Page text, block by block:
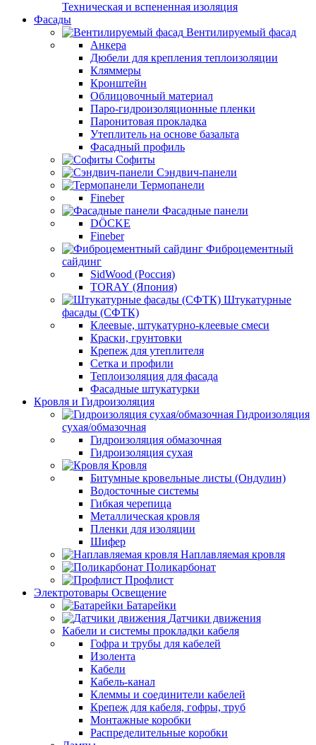
Техническая и вспененная изоляция
Фасады
Вентилируемый фасад
Анкера
Дюбели для крепления теплоизоляции
Кляммеры
Кронштейн
Облицовочный материал
Паро-гидроизоляционные пленки
Паронитовая прокладка
Утеплитель на основе базальта
Фасадный профиль
Софиты
Сэндвич-панели
Термопанели
Fineber
Фасадные панели
DÖCKE
Fineber
Фиброцементный
сайдинг
SidWood (Россия)
TORAY (Япония)
Штукатурные
фасады (СФТК)
Клеевые, штукатурно-клеевые смеси
Краски, грунтовки
Крепеж для утеплителя
Сетка и профили
Теплоизоляция для фасада
Фасадные штукатурки
Кровля и Гидроизоляция
Гидроизоляция
сухая/обмазочная
Гидроизоляция обмазочная
Гидроизоляция сухая
Кровля
Битумные кровельные листы (Ондулин)
Водосточные системы
Гибкая черепица
Металлическая кровля
Пленки для изоляции
Шифер
Наплавляемая кровля
Поликарбонат
Профлист
Электротовары Освещение
Батарейки
Датчики движения
Кабели и системы прокладки кабеля
Гофра и трубы для кабелей
Изолента
Кабели
Кабель-канал
Клеммы и соединители кабелей
Крепеж для кабеля, гофры, труб
Монтажные коробки
Распределительные коробки